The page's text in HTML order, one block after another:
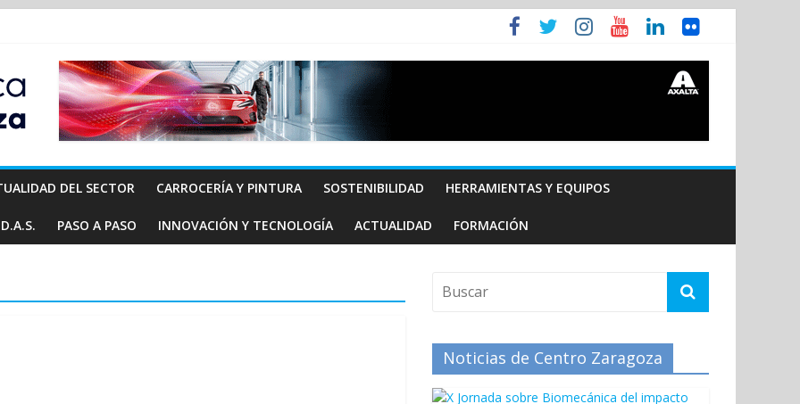
DEL SECTOR CARROCERÍA Y PINTURA SOSTENIBILIDAD HERRAMIENTAS Y EQUIPOS
PASO A PASO INNOVACIÓN Y TECNOLOGÍA ACTUALIDAD FORMACIÓN
Noticias de Centro Zaragoza